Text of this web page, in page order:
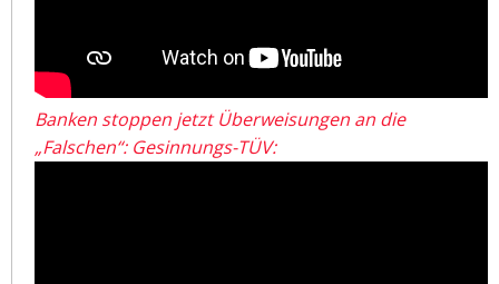
Banken stoppen jetzt Überweisungen an die
„Falschen“: Gesinnungs-TÜV: